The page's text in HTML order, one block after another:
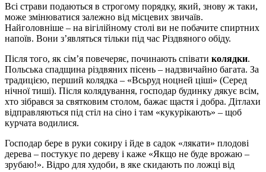
Всі страви подаються в строгому порядку, який, знову ж таки,
може змінюватися залежно від місцевих звичаїв.
Найголовніше – на вігілійному столі ви не побачите спиртних
напоїв. Вони з’являться тільки під час Різдвяного обіду.
Після того, як сім’я повечеряє, починають співати колядки.
Польська спадщина різдвяних пісень – надзвичайно багата. За
традицією, перший колядка – «Всьруд ноцней ціші» (Серед
нічної тиші). Після колядування, господар будинку дякує всім,
хто зібрався за святковим столом, бажає щастя і добра. Дітлахи
відправляються під стіл на сіно і там «кукурікають» – щоб
курчата водилися.
Господар бере в руки сокиру і йде в садок «лякати» плодові
дерева – постукує по дереву і каже «Якщо не буде врожаю –
зрубаю!». Відро для худоби, в яке скидають по ложці від